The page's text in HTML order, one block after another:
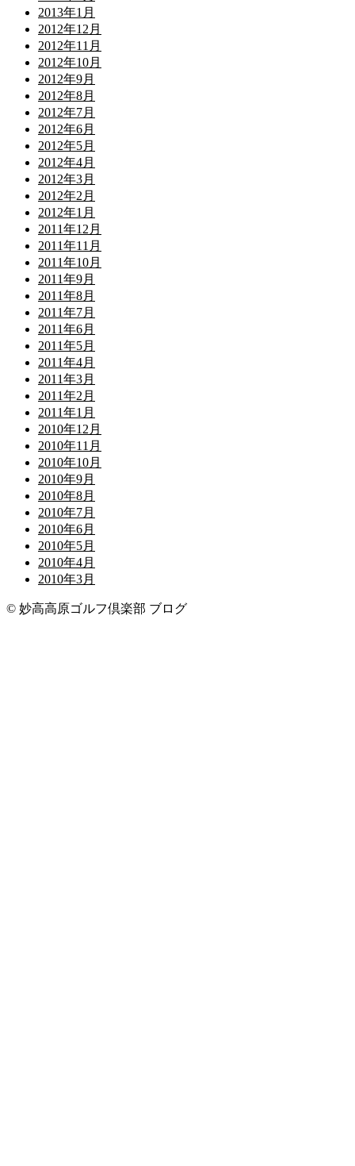
2013年1月
2012年12月
2012年11月
2012年10月
2012年9月
2012年8月
2012年7月
2012年6月
2012年5月
2012年4月
2012年3月
2012年2月
2012年1月
2011年12月
2011年11月
2011年10月
2011年9月
2011年8月
2011年7月
2011年6月
2011年5月
2011年4月
2011年3月
2011年2月
2011年1月
2010年12月
2010年11月
2010年10月
2010年9月
2010年8月
2010年7月
2010年6月
2010年5月
2010年4月
2010年3月
© 妙高高原ゴルフ倶楽部 ブログ